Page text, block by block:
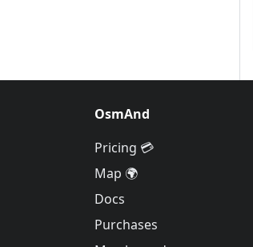
OsmAnd
Pricing 💳
Map 🌍
Docs
Purchases